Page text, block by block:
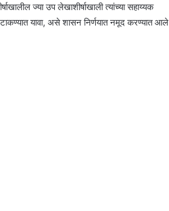
ज्या उप लेखाशीर्षाखाली त्यांच्या सहाय्यक
टाकण्यात यावा, असे शासन निर्णयात नमूद करण्यात आले